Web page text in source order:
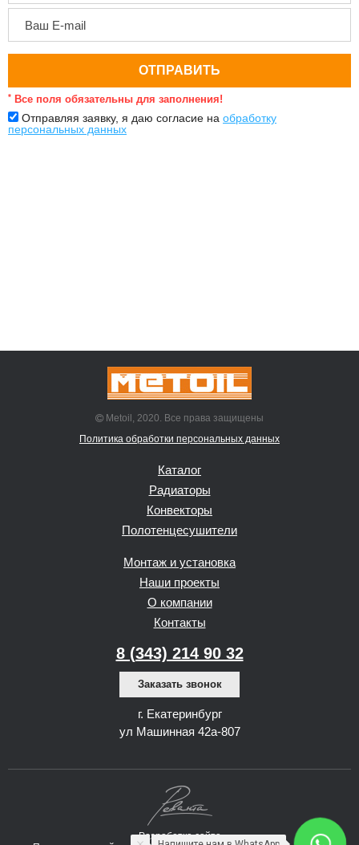
* Все поля обязательны для заполнения!
Отправляя заявку, я даю согласие на обработку
персональных данных
Metoil, 2020. Все права защищены
Политика обработки персональных данных
Каталог
Радиаторы
Конвекторы
Полотенцесушители
Монтаж и установка
Наши проекты
О компании
Контакты
8 (343) 214 90 32
Заказать звонок
г. Екатеринбург
ул Машинная 42а-807
Разработка сайта